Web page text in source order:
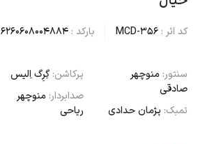
کد اثر : MCD-356 بارکد : 6260608004884
سنتور: منوچهر
صادقی
تمبک: پژمان حدادی
پرکاشن:گِرِگ اِلیس
صدابردار: منوچهر
ریاحی